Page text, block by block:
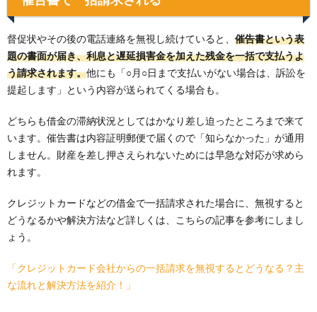
督促状やその後の電話連絡を無視し続けていると、 催告書という表
題の書面が届き、利息と遅延損害金を加えた残金を一括で支払うよ
う請求されます。他にも「○月○日まで支払いがない場合は、訴訟を
提起します」という内容が送られてくる場合も。
どちらも借金の滞納状況としてはかなり差し迫ったところまで来て
います。催告書は内容証明郵便で届くので「知らなかった」が通用
しません。財産を差し押さえられないためには早急な対応が求めら
れます。
クレジットカードなどの借金で一括請求された場合に、無視すると
どうなるかや解決方法など詳しくは、こちらの記事を参考にしまし
ょう。
「クレジットカード会社からの一括請求を無視するとどうなる？主
な流れと解決方法を紹介！」